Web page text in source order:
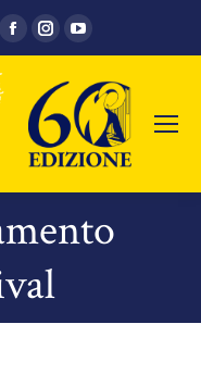
Facebook
page
opens
in
new
window
Instagram
page
opens
in
new
window
YouTube
page
opens
new
window